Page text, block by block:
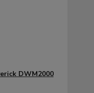
DWM2000